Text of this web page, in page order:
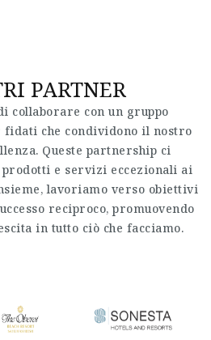
PARTNER
collaborare con un gruppo
che condividono il nostro
Queste partnership ci
e servizi eccezionali ai
lavoriamo verso obiettivi
reciproco, promuovendo
in tutto ciò che facciamo.